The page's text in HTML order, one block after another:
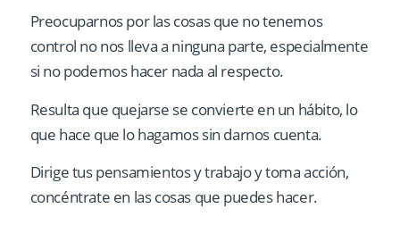
Preocuparnos por las cosas que no tenemos
control no nos lleva a ninguna parte, especialmente
si no podemos hacer nada al respecto.
Resulta que quejarse se convierte en un hábito, lo
que hace que lo hagamos sin darnos cuenta.
Dirige tus pensamientos y trabajo y toma acción,
concéntrate en las cosas que puedes hacer.